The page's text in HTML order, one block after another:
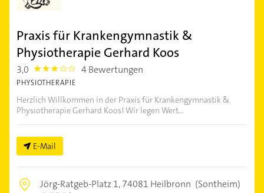
Praxis für Krankengymnastik &
Physiotherapie Gerhard Koos
3,0 3.0 4 Bewertungen
PHYSIOTHERAPIE
Herzlich Willkommen in der Praxis für Krankengymnastik &
Physiotherapie Gerhard Koos! Wir legen Wert...
E-Mail
Jörg-Ratgeb-Platz 1,74081 Heilbronn (Sontheim)